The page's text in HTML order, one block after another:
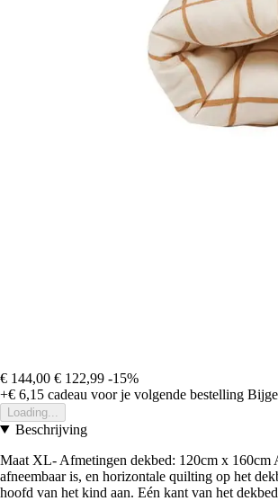
€ 144,00 € 122,99 -15%
+€ 6,15 cadeau voor je volgende bestelling
Loading...
Beschrijving
Maat XL- Afmetingen dekbed: 120cm x 160cm
afneembaar is, en horizontale quilting op het
hoofd van het kind aan. Eén kant van het